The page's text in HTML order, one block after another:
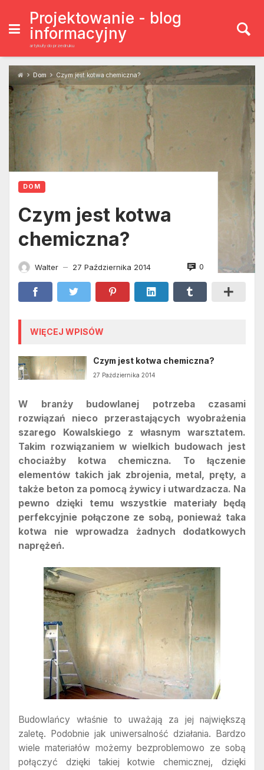
content
Projektowanie - blog
informacyjny
artykuły do przedruku
Dom Czym jest kotwa chemiczna?
DOM
Czym jest kotwa
chemiczna?
Walter — 27 Października 2014 0
WIĘCEJ WPISÓW
Czym jest kotwa chemiczna?
27 Października 2014
W branży budowlanej potrzeba czasami
rozwiązań nieco przerastających wyobrażenia
szarego Kowalskiego z własnym warsztatem.
Takim rozwiązaniem w wielkich budowach jest
chociażby kotwa chemiczna. To łączenie
elementów takich jak zbrojenia, metal, pręty, a
także beton za pomocą żywicy i utwardzacza. Na
pewno dzięki temu wszystkie materiały będą
perfekcyjnie połączone ze sobą, ponieważ taka
kotwa nie wprowadza żadnych dodatkowych
naprężeń.
Budowlańcy właśnie to uważają za jej największą
zaletę. Podobnie jak uniwersalność działania. Bardzo
wiele materiałów możemy bezproblemowo ze sobą
połączyć dzięki takiej kotwie chemicznej, dzięki